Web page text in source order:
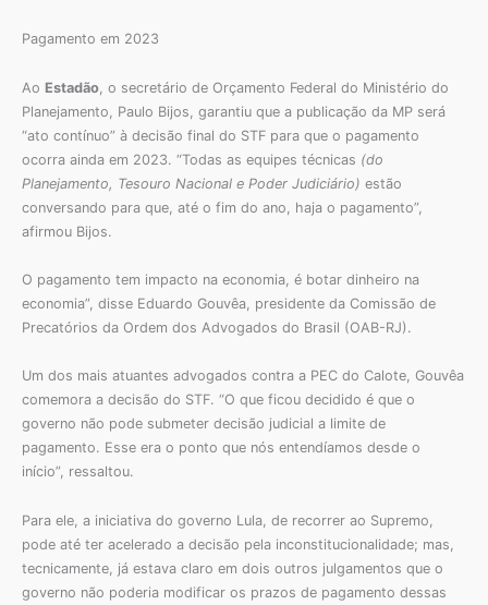
Pagamento em 2023
Ao Estadão , o secretário de Orçamento Federal do Ministério do
Planejamento, Paulo Bijos, garantiu que a publicação da MP será
“ato contínuo” à decisão final do STF para que o pagamento
ocorra ainda em 2023. “Todas as equipes técnicas (do
Planejamento, Tesouro Nacional e Poder Judiciário) estão
conversando para que, até o fim do ano, haja o pagamento”,
afirmou Bijos.
O pagamento tem impacto na economia, é botar dinheiro na
economia”, disse Eduardo Gouvêa, presidente da Comissão de
Precatórios da Ordem dos Advogados do Brasil (OAB-RJ).
Um dos mais atuantes advogados contra a PEC do Calote, Gouvêa
comemora a decisão do STF. “O que ficou decidido é que o
governo não pode submeter decisão judicial a limite de
pagamento. Esse era o ponto que nós entendíamos desde o
início”, ressaltou.
Para ele, a iniciativa do governo Lula, de recorrer ao Supremo,
pode até ter acelerado a decisão pela inconstitucionalidade; mas,
tecnicamente, já estava claro em dois outros julgamentos que o
governo não poderia modificar os prazos de pagamento dessas